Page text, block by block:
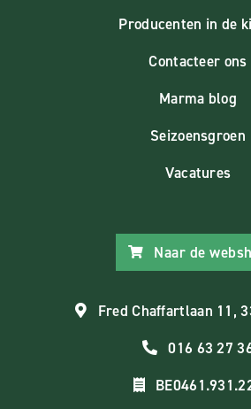
Producenten in de
Contacteer ons
Marma blog
Seizoensgroen
Vacatures
Naar de
Fred Chaffartlaan 11,
016 63 27